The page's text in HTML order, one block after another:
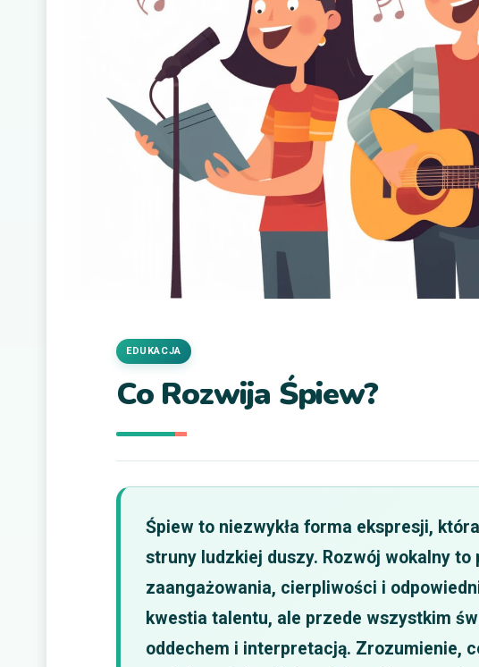
Co Rozwija Śpiew?
EDUKACJA
Śpiew to niezwykła forma ekspresji,
struny ludzkiej duszy. Rozwój wokalny
zaangażowania, cierpliwości i
kwestia talentu, ale przede wszystkim
oddechem i interpretacją. Zrozumienie,